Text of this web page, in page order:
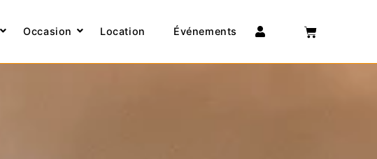
Occasion Location Événements
Connexion